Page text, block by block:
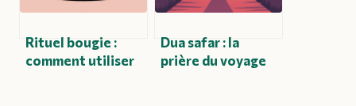
Rituel bougie :
comment utiliser
Dua safar : la
prière du voyage